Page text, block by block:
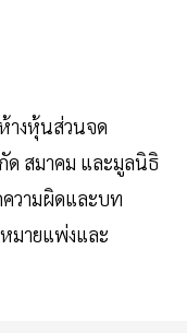
างหุ้นส่วนจด
สมาคม และมูลนิธิ
วามผิดและบท
มายแพ่งและ